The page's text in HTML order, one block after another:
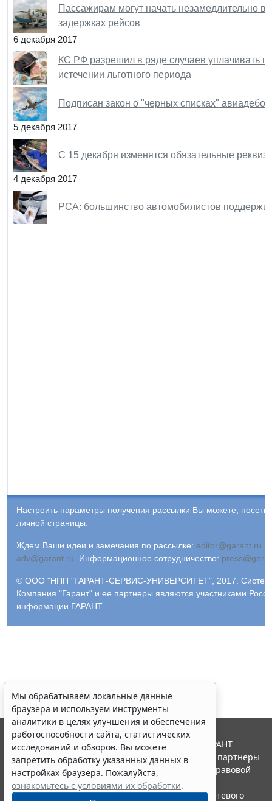
Пассажирам могут начать незамедлительно
задержках рейсов
6 декабря 2017
КС РФ разрешил в ряде случаев уплачивать
истечении льготного периода
Подписан закон о "черных списках"
5 декабря 2017
C 15 декабря изменятся обязательные
4 декабря 2017
РСА: большинство автомобилистов
Настроить параметры получения рассылки Вы можете,
личной страницы.
Ждем Ваши идеи и замечания по рассылке: editor@garant.ru
adv@garant.ru
Информационное сотрудничество:
© ООО "НПП "ГАРАНТ-СЕРВИС-УНИВЕРСИТЕТ", 2017. Система
Компания "Гарант" и ее партнеры являются участниками
информации ГАРАНТ.
Мы обрабатываем локальные данные
браузера и используем инструменты
аналитики в целях улучшения и обеспечения
работоспособности сайта, статистических
исследований и обзоров. Вы можете
запретить обработку указанных данных в
настройках браузера. Пожалуйста,
ознакомьтесь с условиями их обработки.
© ООО "НПП "ГАРАНТ-СЕРВИС", 2026. Система ГАРАНТ
выпускается с 1990 года. Компания "Гарант" и ее партнеры
являются участниками Российской ассоциации правовой
информации ГАРАНТ.
Портал ГАРАНТ.РУ зарегистрирован в качестве сетевого